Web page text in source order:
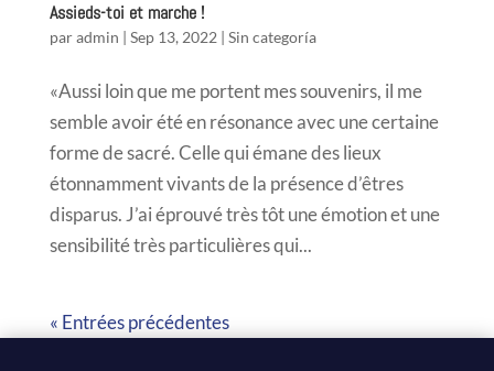
Assieds-toi et marche !
paradmin | Sep 13, 2022 | Sin categoría
«Aussi loin que me portent mes souvenirs, il me
semble avoir été en résonance avec une certaine
forme de sacré. Celle qui émane des lieux
étonnamment vivants de la présence d’êtres
disparus. J’ai éprouvé très tôt une émotion et une
sensibilité très particulières qui...
« Entrées précédentes